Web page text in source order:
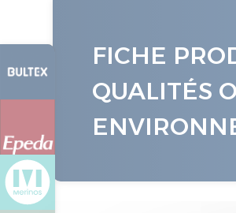
FICHE
QUALITÉS